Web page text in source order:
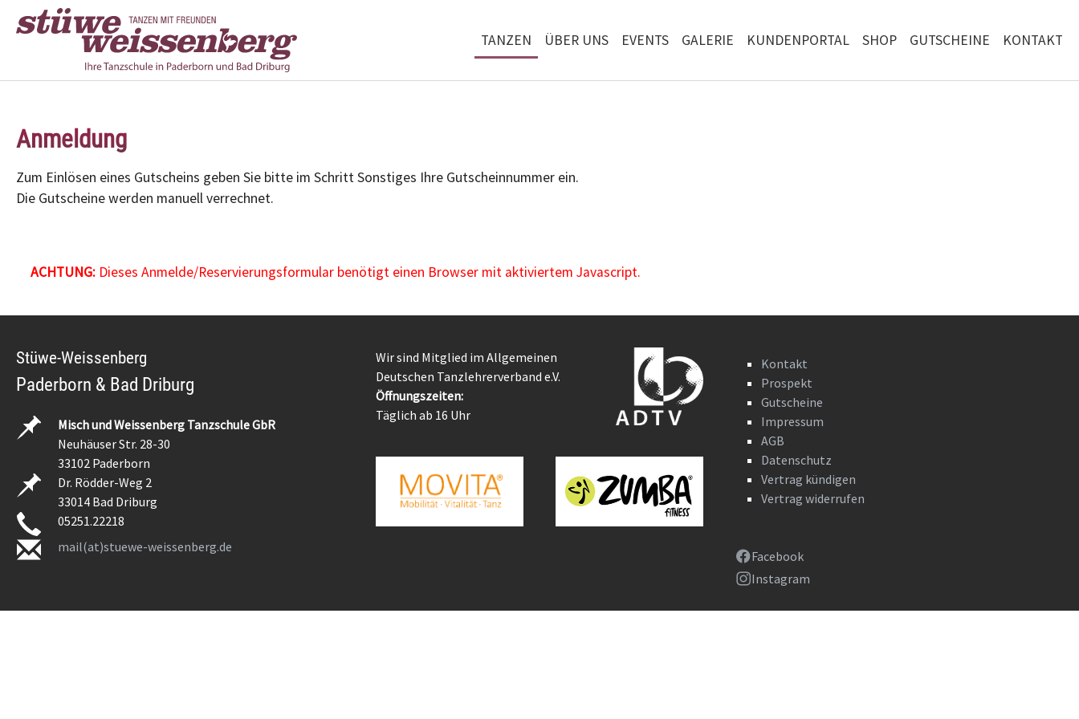
TANZEN ÜBER UNS EVENTS GALERIE KUNDENPORTAL SHOP GUTSCHEINE KONTAKT
Anmeldung
Zum Einlösen eines Gutscheins geben Sie bitte im Schritt Sonstiges Ihre Gutscheinnummer ein.
Die Gutscheine werden manuell verrechnet.
ACHTUNG:Dieses Anmelde/Reservierungsformular benötigt einen Browser mit aktiviertem Javascript.
Stüwe-Weissenberg
Paderborn & Bad Driburg
Misch und Weissenberg Tanzschule GbR
Neuhäuser Str. 28-30
33102 Paderborn
Dr. Rödder-Weg 2
33014 Bad Driburg
05251.22218
mail(at)stuewe-weissenberg.de
Wir sind Mitglied im Allgemeinen
Deutschen Tanzlehrerverband e.V.
Öffnungszeiten:
Täglich ab 16 Uhr
Kontakt
Prospekt
Gutscheine
Impressum
AGB
Datenschutz
Vertrag kündigen
Vertrag widerrufen
Facebook
Instagram